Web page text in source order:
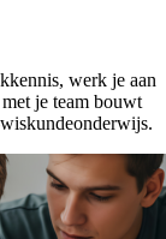
werk je aan
je team bouwt